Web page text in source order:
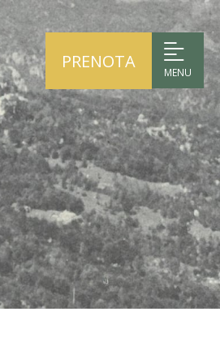
MENU
PRENOTA